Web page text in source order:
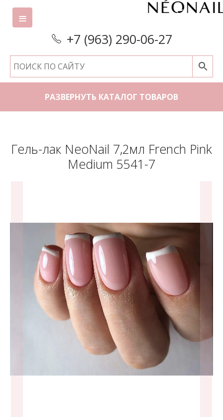
+7 (963) 290-06-27
РАЗВЕРНУТЬ КАТАЛОГ ТОВАРОВ
Гель-лак NeoNail 7,2мл French Pink
Medium 5541-7